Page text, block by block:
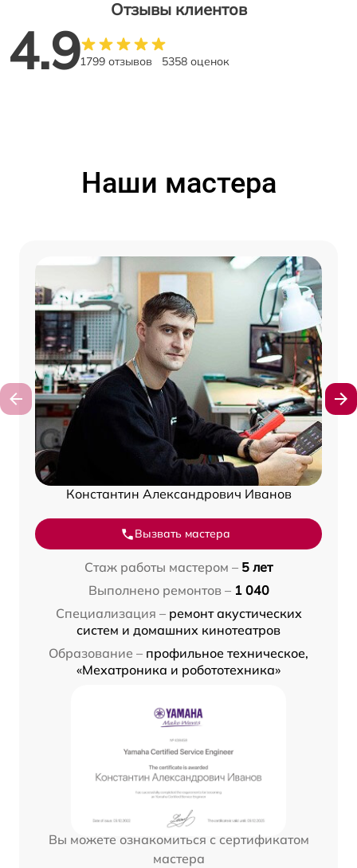
Отзывы клиентов
4.91799 отзывов 5358 оценок
Наши мастера
Константин Александрович Иванов
Вызвать мастера
Стаж работы мастером – 5 лет
Выполнено ремонтов – 1 040
Специализация – ремонт акустических
систем и домашних кинотеатров
Образование – профильное техническое,
«Мехатроника и робототехника»
Вы можете ознакомиться с сертификатом
мастера